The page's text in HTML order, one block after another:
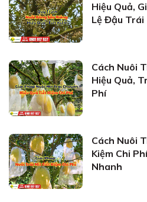
Hiệu Quả,
Lệ Đậu Trái
Cách Nuôi
Hiệu Quả,
Phí
Cách Nuôi
Kiệm Chi
Nhanh